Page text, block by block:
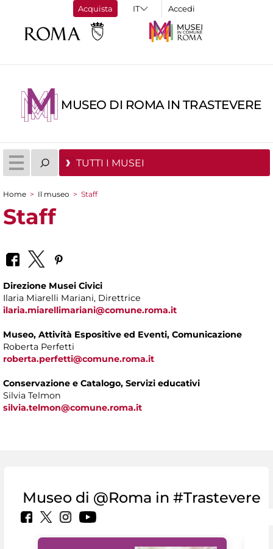
Acquista Accedi
MUSEO DI ROMA IN TRASTEVERE
TUTTI I MUSEI
Tu sei qui
Home > Il museo > Staff
Staff
Direzione Musei Civici
Ilaria Miarelli Mariani, Direttrice
ilaria.miarellimariani@comune.roma.it
Museo, Attività Espositive ed Eventi, Comunicazione
Roberta Perfetti
roberta.perfetti@comune.roma.it
Conservazione e Catalogo, Servizi educativi
Silvia Telmon
silvia.telmon@comune.roma.it
Museo di @Roma in #Trastevere